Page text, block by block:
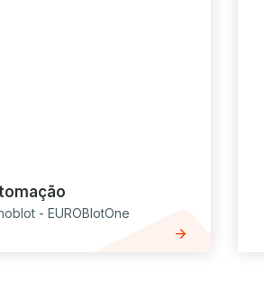
- EUROBlotOne
arrow_forward